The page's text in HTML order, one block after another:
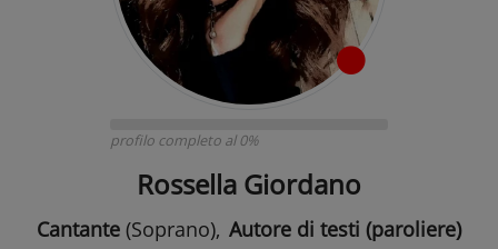
profilo completo al 0%
Rossella Giordano
Cantante (Soprano), Autore di testi (paroliere)